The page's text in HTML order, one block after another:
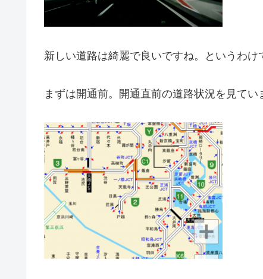
新しい道路は綺麗で良いですね。というわけ
まずは開通前。開通直前の道路状況を見てい